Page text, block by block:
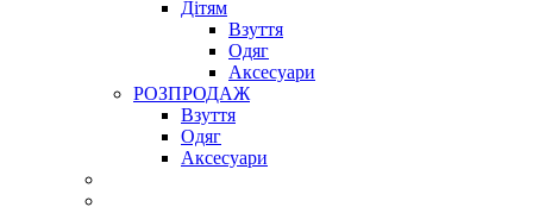
Дітям
Взуття
Одяг
Аксесуари
РОЗПРОДАЖ
Взуття
Одяг
Аксесуари